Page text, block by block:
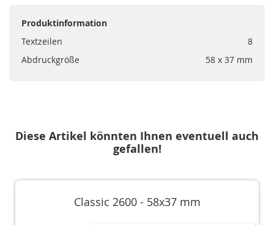
Produktinformation
Textzeilen
8
Abdruckgröße
58 x 37 mm
Diese Artikel könnten Ihnen eventuell auch
gefallen!
Classic 2600 - 58x37 mm